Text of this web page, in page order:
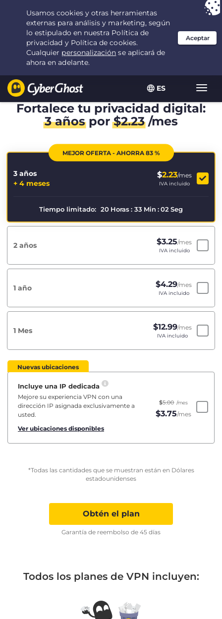
ES
Tu elección:la mejor ofertadurante 3.3333333333333 años por $
2.23 /mes
Fortalece tu privacidad digital:
3 añospor$2.23/mes
MEJOR OFERTA - AHORRA 83 %
3 años
+ 4 meses
$2.23/mes
IVA incluido
Tiempo limitado: 20 Horas: 33 Min :02 Seg
2 años $3.25/mes
IVA incluido
1 año $4.29/mes
IVA incluido
1 Mes $12.99/mes
IVA incluido
Nuevas ubicaciones
Incluye una IP dedicada
Mejore su experiencia VPN con una
dirección IP asignada exclusivamente a
usted.
Ver ubicaciones disponibles
$5.00 /mes
$3.75/mes
*Todas las cantidades que se muestran están en Dólares
estadounidenses
Obtén el plan
Garantía de reembolso de 45 días
Todos los planes de VPN incluyen: